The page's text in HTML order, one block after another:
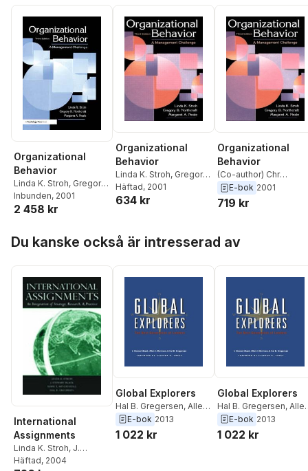
Organizational
Behavior
Linda K. Stroh, Gregory
B. Northcraft,Margaret
A. Neale ,(Co-author)
Greenberg
Inbunden, 2001
2 458 kr
Organizational
Behavior
Linda K. Stroh, Gregory
B. Northcraft
A. Neale,
Greenberg
Häftad, 2001
634 kr
Organizational
Behavior
(Co-author) Chr
Langlands,(Co-
Mar Kern
Stroh
Greenberg
E-bok 2001
719 kr
Du kanske också är intresserad av
International
Assignments
Linda K. Stroh, J.
Stewart Black
Häftad, 2004
Global Explorers
Hal B. Gregersen, Allen
J. Morrison,J. Stewart
Black
E-bok 2013
1 022 kr
Global Explorers
Hal B. Gregersen,
J. Morrison,J. Stewart
Black
E-bok 2013
1 022 kr